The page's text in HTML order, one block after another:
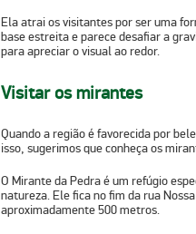
Ela atrai os visitantes por ser uma
base estreita e parece desafiar a
para apreciar o visual ao redor.
Visitar os mirantes
Quando a região é favorecida por
isso, sugerimos que conheça os
O Mirante da Pedraé um refúgio
natureza. Ele fica no fim da rua
aproximadamente 500 metros.